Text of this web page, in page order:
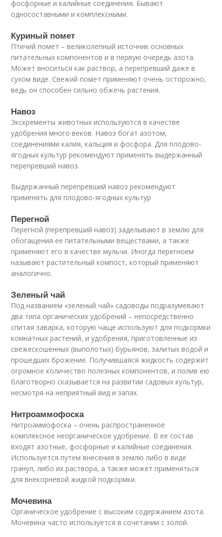
фосфорные и калийные соединения. Бывают
односоставными и комплексными.
Куриный помет
Птичий помет – великолепный источник основных
питательных компонентов и в первую очередь азота.
Может вноситься как раствор, а перепревший даже в
сухом виде. Свежий помет применяют очень осторожно,
ведь он способен сильно обжечь растения.
Навоз
Экскременты животных используются в качестве
удобрения много веков. Навоз богат азотом,
соединениями калия, кальция и фосфора. Для плодово-
ягодных культур рекомендуют применять выдержанный
перепревший навоз.
Выдержанный перепревший навоз рекомендуют
применять для плодово-ягодных культур
Перегной
Перегной (перепревший навоз) заделывают в землю для
обогащения ее питательными веществами, а также
применяют его в качестве мульчи. Иногда перегноем
называют растительный компост, который применяют
аналогично.
Зеленый чай
Под названием «зеленый чай» садоводы подразумевают
два типа органических удобрений – непосредственно
спитая заварка, которую чаще используют для подкормки
комнатных растений, и удобрения, приготовленные из
свежескошенных (выполотых) бурьянов, залитых водой и
прошедших брожение. Получившаяся жидкость содержит
огромное количество полезных компонентов, и полив ею
благотворно сказывается на развитии садовых культур,
несмотря на неприятный вид и запах.
Нитроаммофоска
Нитроаммофоска – очень распространенное
комплексное неорганическое удобрение. В ее состав
входят азотные, фосфорные и калийные соединения.
Используется путем внесения в землю либо в виде
гранул, либо их раствора, а также может применяться
для внекорневой жидкой подкормки.
Мочевина
Органическое удобрение с высоким содержанием азота.
Мочевина часто используется в сочетании с золой.